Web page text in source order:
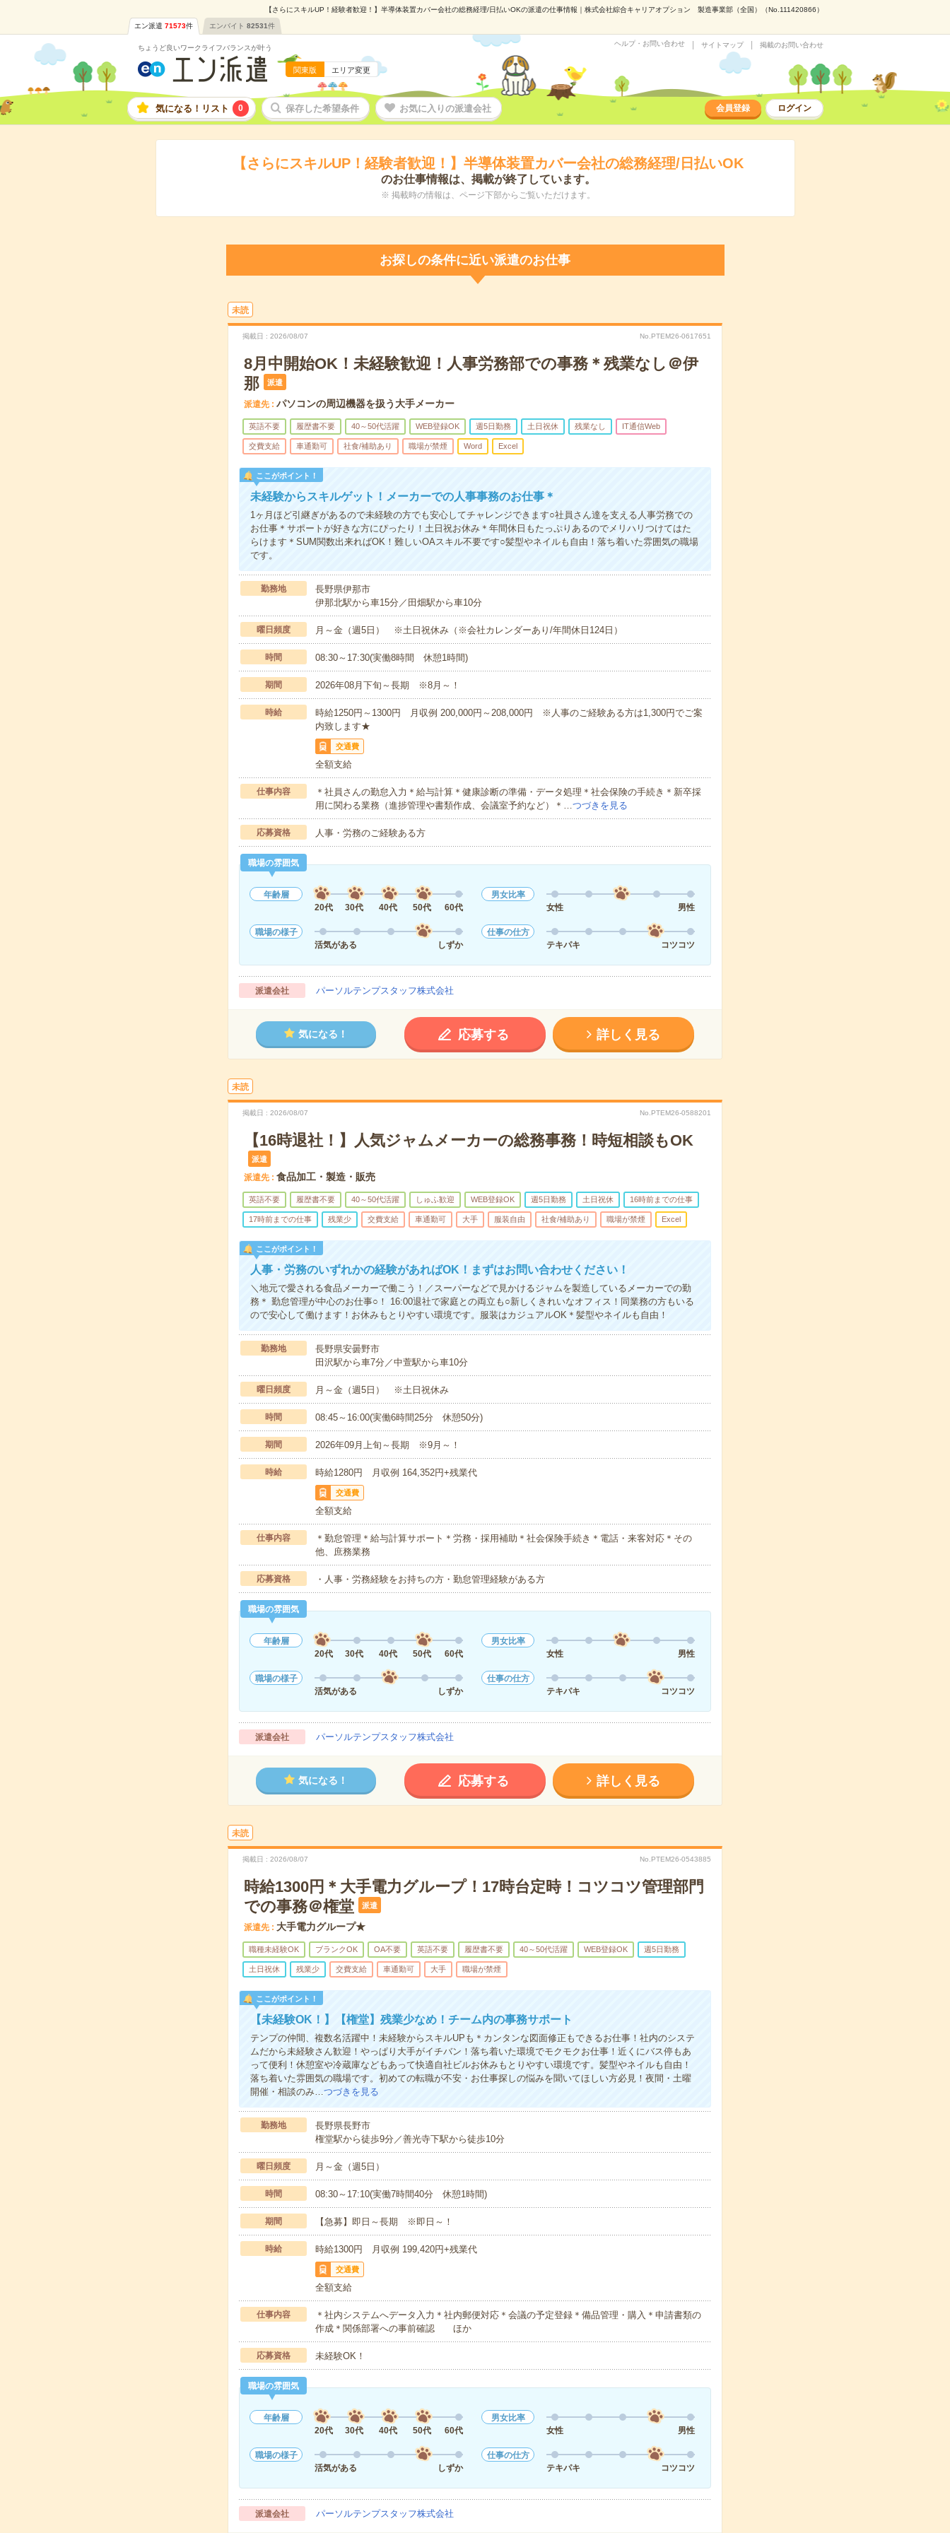
【さらにスキルUP！経験者歓迎！】半導体装置カバー会社の総務経理/日払いOKの派遣の仕事情報｜株式会社綜合キャリアオプション 製造事業部（全国）（No.111420866）
エン派遣 71573件 エンバイト 82531件
ちょうど良いワークライフバランスが叶う
関東版 エリア変更
ヘルプ・お問い合わせ サイトマップ 掲載のお問い合わせ
気になる！リスト 0 保存した希望条件 お気に入りの派遣会社 会員登録 ログイン
【さらにスキルUP！経験者歓迎！】半導体装置カバー会社の総務経理/日払いOK
のお仕事情報は、掲載が終了しています。
※ 掲載時の情報は、ページ下部からご覧いただけます。
お探しの条件に近い派遣のお仕事
未読
掲載日 2026/08/07 No.PTEM26-0617651
8月中開始OK！未経験歓迎！人事労務部での事務＊残業なし＠伊
那
派遣
派遣先 パソコンの周辺機器を扱う大手メーカー
英語不要 履歴書不要 40～50代活躍 WEB登録OK 週5日勤務 土日祝休 残業なし IT通信Web
交費支給 車通勤可 社食/補助あり 職場が禁煙 Word Excel
ここがポイント！
未経験からスキルゲット！メーカーでの人事事務のお仕事＊
1ヶ月ほど引継ぎがあるので未経験の方でも安心してチャレンジできます○社員さん達を支える人事労務での
お仕事＊サポートが好きな方にぴったり！土日祝お休み＊年間休日もたっぷりあるのでメリハリつけてはた
らけます＊SUM関数出来ればOK！難しいOAスキル不要です○髪型やネイルも自由！落ち着いた雰囲気の職場
です。
勤務地
長野県伊那市
伊那北駅から車15分／田畑駅から車10分
曜日頻度 月～金（週5日） ※土日祝休み（※会社カレンダーあり/年間休日124日）
時間 08:30～17:30(実働8時間 休憩1時間)
期間 2026年08月下旬～長期 ※8月～！
時給
時給1250円～1300円 月収例 200,000円～208,000円 ※人事のご経験ある方は1,300円でご案
内致します★
交通費
全額支給
仕事内容
＊社員さんの勤怠入力＊給与計算＊健康診断の準備・データ処理＊社会保険の手続き＊新卒採
用に関わる業務（進捗管理や書類作成、会議室予約など）＊…つづきを見る
応募資格 人事・労務のご経験ある方
職場の雰囲気
年齢層
20代
30代 40代 50代 60代
男女比率
女性
男性
職場の様子
活気がある
しずか
仕事の仕方
テキパキ
コツコツ
派遣会社 パーソルテンプスタッフ株式会社
気になる！ 応募する 詳しく見る
未読
掲載日 2026/08/07 No.PTEM26-0588201
【16時退社！】人気ジャムメーカーの総務事務！時短相談もOK
派遣
派遣先 食品加工・製造・販売
英語不要 履歴書不要 40～50代活躍 しゅふ歓迎 WEB登録OK 週5日勤務 土日祝休 16時前までの仕事
17時前までの仕事 残業少 交費支給 車通勤可 大手 服装自由 社食/補助あり 職場が禁煙 Excel
ここがポイント！
人事・労務のいずれかの経験があればOK！まずはお問い合わせください！
＼地元で愛される食品メーカーで働こう！／スーパーなどで見かけるジャムを製造しているメーカーでの勤
務＊ 勤怠管理が中心のお仕事○！ 16:00退社で家庭との両立も○新しくきれいなオフィス！同業務の方もいる
ので安心して働けます！お休みもとりやすい環境です。服装はカジュアルOK＊髪型やネイルも自由！
勤務地
長野県安曇野市
田沢駅から車7分／中萱駅から車10分
曜日頻度 月～金（週5日） ※土日祝休み
時間 08:45～16:00(実働6時間25分 休憩50分)
期間 2026年09月上旬～長期 ※9月～！
時給 時給1280円 月収例 164,352円+残業代
交通費
全額支給
仕事内容
＊勤怠管理＊給与計算サポート＊労務・採用補助＊社会保険手続き＊電話・来客対応＊その
他、庶務業務
応募資格 ・人事・労務経験をお持ちの方・勤怠管理経験がある方
職場の雰囲気
年齢層
20代
30代 40代 50代 60代
男女比率
女性
男性
職場の様子
活気がある
しずか
仕事の仕方
テキパキ
コツコツ
派遣会社 パーソルテンプスタッフ株式会社
気になる！ 応募する 詳しく見る
未読
掲載日 2026/08/07 No.PTEM26-0543885
時給1300円＊大手電力グループ！17時台定時！コツコツ管理部門
での事務＠権堂
派遣
派遣先 大手電力グループ★
職種未経験OK ブランクOK OA不要 英語不要 履歴書不要 40～50代活躍 WEB登録OK 週5日勤務
土日祝休 残業少 交費支給 車通勤可 大手 職場が禁煙
ここがポイント！
【未経験OK！】【権堂】残業少なめ！チーム内の事務サポート
テンプの仲間、複数名活躍中！未経験からスキルUPも＊カンタンな図面修正もできるお仕事！社内のシステ
ムだから未経験さん歓迎！やっぱり大手がイチバン！落ち着いた環境でモクモクお仕事！近くにバス停もあ
って便利！休憩室や冷蔵庫などもあって快適自社ビルお休みもとりやすい環境です。髪型やネイルも自由！
落ち着いた雰囲気の職場です。初めての転職が不安・お仕事探しの悩みを聞いてほしい方必見！夜間・土曜
開催・相談のみ…つづきを見る
勤務地
長野県長野市
権堂駅から徒歩9分／善光寺下駅から徒歩10分
曜日頻度 月～金（週5日）
時間 08:30～17:10(実働7時間40分 休憩1時間)
期間 【急募】即日～長期 ※即日～！
時給 時給1300円 月収例 199,420円+残業代
交通費
全額支給
仕事内容
＊社内システムへデータ入力＊社内郵便対応＊会議の予定登録＊備品管理・購入＊申請書類の
作成＊関係部署への事前確認 ほか
応募資格 未経験OK！
職場の雰囲気
年齢層
20代
30代 40代 50代 60代
男女比率
女性
男性
職場の様子
活気がある
しずか
仕事の仕方
テキパキ
コツコツ
派遣会社 パーソルテンプスタッフ株式会社